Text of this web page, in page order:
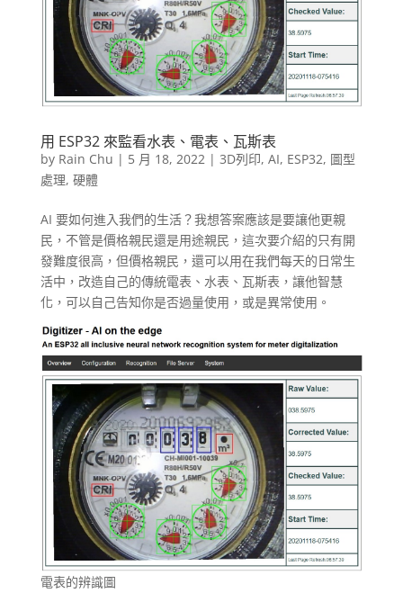
用 ESP32 來監看水表、電表、瓦斯表
by Rain Chu | 5 月 18, 2022| 3D列印, AI, ESP32, 圖型
處理, 硬體
AI 要如何進入我們的生活？我想答案應該是要讓他更親
民，不管是價格親民還是用途親民，這次要介紹的只有開
發難度很高，但價格親民，還可以用在我們每天的日常生
活中，改造自己的傳統電表、水表、瓦斯表，讓他智慧
化，可以自己告知你是否過量使用，或是異常使用。
電表的辨識圖